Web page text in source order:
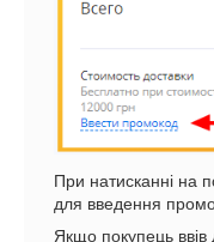
При натисканні на
для введення
Якщо покупець ввів